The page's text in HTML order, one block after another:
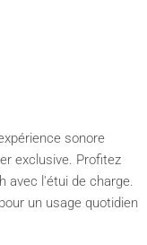
sonore
exclusive. Profitez
avec l'étui de charge.
un usage quotidien